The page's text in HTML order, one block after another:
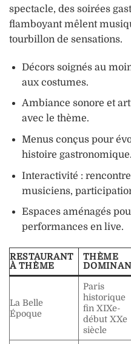
spectacle, des soirées
flamboyant mêlent
tourbillon de sensations.
Décors soignés au
aux costumes.
Ambiance sonore et
avec le thème.
Menus conçus pour
histoire gastronomique.
Interactivité :
musiciens,
Espaces aménagés
performances en live.
RESTAURANT
À THÈME
THÈME
La Belle
Époque
Paris
historique
fin XIXe-
début XXe
siècle